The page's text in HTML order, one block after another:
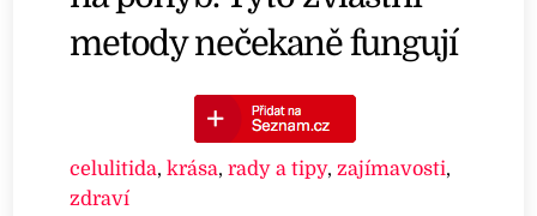
metody nečekaně fungují
celulitida,krása,rady a tipy, zajímavosti,
zdraví